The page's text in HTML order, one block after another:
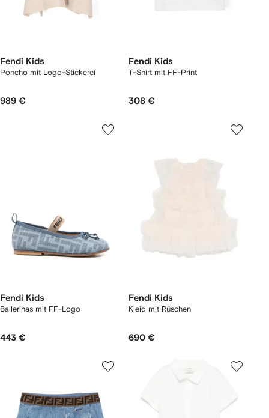
Fendi Kids
Poncho mit Logo-Stickerei
989 €
Fendi Kids
T-Shirt mit FF-Print
308 €
Fendi Kids
Ballerinas mit FF-Logo
443 €
Fendi Kids
Kleid mit Rüschen
690 €